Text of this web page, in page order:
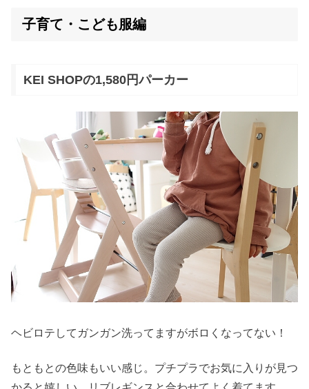
子育て・こども服編
KEI SHOPの1,580円パーカー
ヘビロテしてガンガン洗ってますがボロくなってない！
もともとの色味もいい感じ。プチプラでお気に入りが見つ